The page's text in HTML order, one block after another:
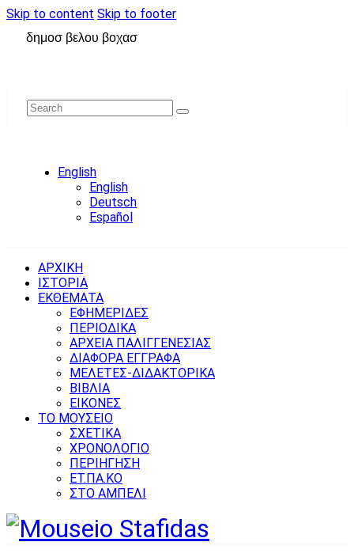
Skip to content Skip to footer
δημοσ βελου βοχασ
English
English
Deutsch
Español
ΑΡΧΙΚΗ
ΙΣΤΟΡΙΑ
ΕΚΘΕΜΑΤΑ
ΕΦΗΜΕΡΙΔΕΣ
ΠΕΡΙΟΔΙΚΑ
ΑΡΧΕΙΑ ΠΑΛΙΓΓΕΝΕΣΙΑΣ
ΔΙΑΦΟΡΑ ΕΓΓΡΑΦΑ
ΜΕΛΕΤΕΣ-ΔΙΔΑΚΤΟΡΙΚΑ
ΒΙΒΛΙΑ
ΕΙΚΟΝΕΣ
ΤΟ ΜΟΥΣΕΙΟ
ΣΧΕΤΙΚΑ
ΧΡΟΝΟΛΟΓΙΟ
ΠΕΡΙΗΓΗΣΗ
ΕΤ.ΠΑ.ΚΟ
ΣΤΟ ΑΜΠΕΛΙ